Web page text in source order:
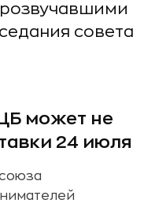
совета
может не
24 июля